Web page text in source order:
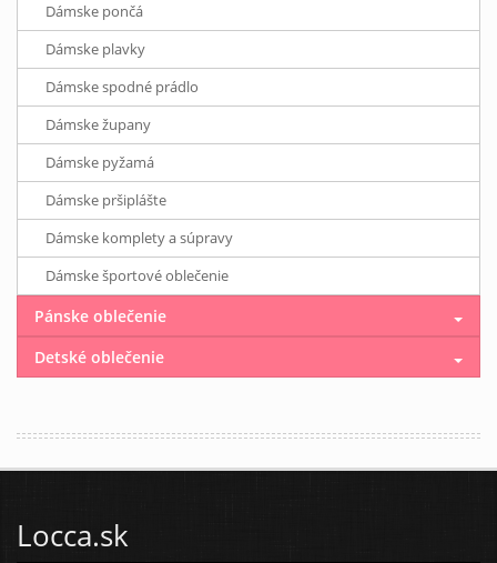
Dámske pončá
Dámske plavky
Dámske spodné prádlo
Dámske župany
Dámske pyžamá
Dámske pršiplášte
Dámske komplety a súpravy
Dámske športové oblečenie
Pánske oblečenie
Detské oblečenie
Locca.sk